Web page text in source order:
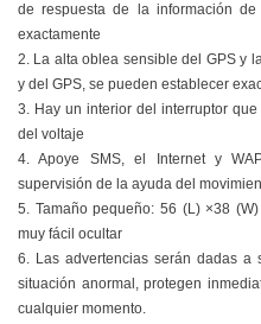
de respuesta de la información
exactamente
2. La alta oblea sensible del GPS y
y del GPS, se pueden establecer
3. Hay un interior del interruptor
del voltaje
4. Apoye SMS, el Internet y
supervisión de la ayuda del
5. Tamaño pequeño: 56 (L) ×38
muy fácil ocultar
6. Las advertencias serán dadas
situación anormal, protegen
cualquier momento.